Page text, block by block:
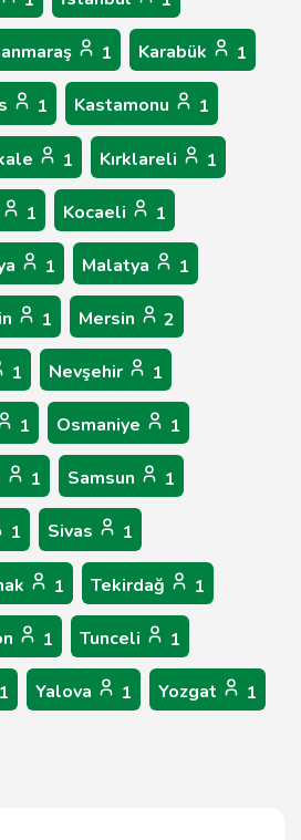
1 Karabük 1
1 Kastamonu 1
1 Kırklareli 1
1 Kocaeli 1
1 Malatya 1
1 Mersin 2
1 Nevşehir 1
1 Osmaniye 1
1 Samsun 1
1 Sivas 1
1 Tekirdağ 1
1 Tunceli 1
1 Yalova 1 Yozgat 1